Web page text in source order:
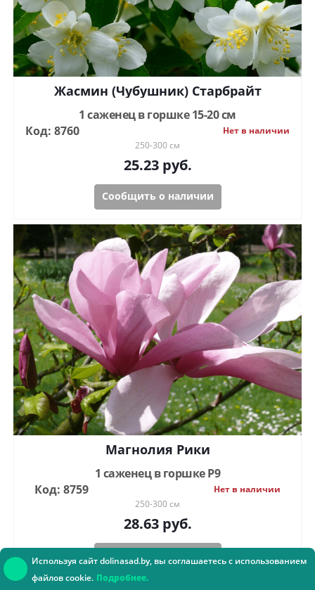
Жасмин (Чубушник) Старбрайт
1 саженец в горшке 15-20 см
Код: 8760
Нет в наличии
250-300 см
25.23руб.
Сообщить о наличии
Магнолия Рики
1 саженец в горшке Р9
Код: 8759
Нет в наличии
250-300 см
28.63руб.
Сообщить о наличии
Используя сайт dolinasad.by, вы соглашаетесь с использованием
файлов cookie. Подробнее.